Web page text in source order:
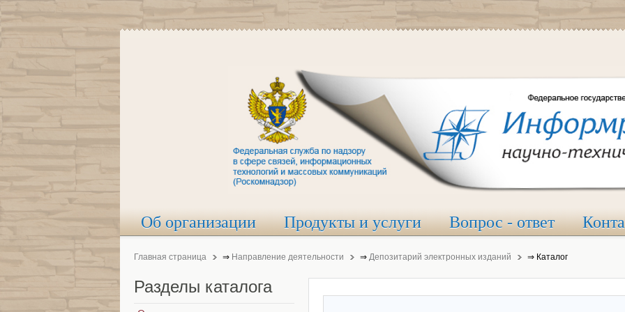
Об организации Продукты и услуги Вопрос - ответ
Главная страница ⇒ Направление деятельности ⇒ Депозитарий электронных изданий ⇒ Каталог
Разделы каталога